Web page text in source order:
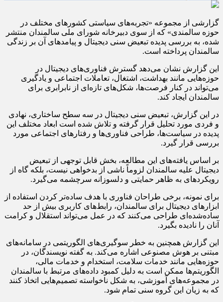
گزارشی از مجموعه «تجربه‌های سیاستی کشورهای مختلف در
حوزه سالمندی» که از سوی دبیرخانه شورای ملی سالمندان منتشر
شده، به بررسی پدیده تبعیض سنی دیجیتال و پیامدهای آن بر زندگی
سالمندان پرداخته است.
این گزارش نشان می‌دهد گسترش فناوری‌های دیجیتال در
حوزه‌هایی مانند بهداشت، اشتغال، تعاملات اجتماعی و یادگیری
می‌تواند در کنار فرصت‌ها، شکل‌های تازه‌ای از نابرابری برای
سالمندان ایجاد کند.
در این گزارش، تبعیض سنی دیجیتال در سه سطح ساختاری، نهادی
و فردی مورد تحلیل قرار گرفته و تلاش شده است ابعاد مختلف این
پدیده در سیاست‌ها، طراحی فناوری‌ها و رفتارهای اجتماعی مورد
بررسی قرار گیرد.
بر اساس یافته‌های این مطالعه، بخش قابل توجهی از تبعیض
دیجیتال علیه سالمندان لزوماً ناشی از بدخواهی نیست، بلکه گاه از
رویکردهای به ظاهر حمایتی و دلسوزانه سرچشمه می‌گیرد.
برای نمونه، برخی طراحان فناوری با هدف ساده‌تر کردن استفاده از
ابزارهای دیجیتال برای سالمندان، رابط‌های کاربری بیش از حد
ساده‌شده‌ای طراحی می‌کنند که در عمل می‌تواند استقلال و کرامت
آنان را نادیده بگیرد.
این گزارش همچنین به خطر سوگیری‌های الگوریتمی در سامانه‌های
مبتنی بر هوش مصنوعی اشاره می‌کند. به گفته نویسندگان، در
حوزه‌هایی مانند خدمات سلامت، استخدام و خدمات مالی،
الگوریتم‌ها ممکن است به دلیل کمبود داده‌های مرتبط با سالمندان
در مجموعه‌های آموزشی، به شکل ناخواسته تصمیم‌هایی اتخاذ کنند
که به زیان این گروه سنی تمام شود.